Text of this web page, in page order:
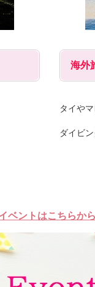
海外
タイや
ダイビ
ベントはこちらか